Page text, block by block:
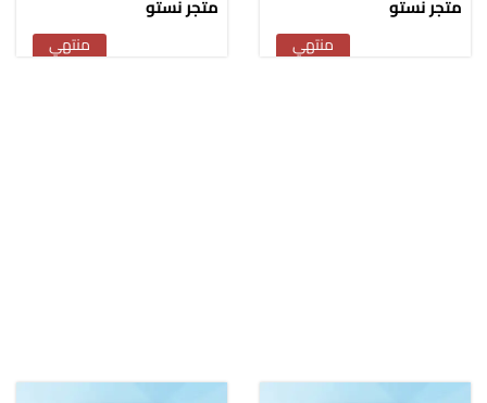
متجر نستو
منتهي
متجر نستو
منتهي